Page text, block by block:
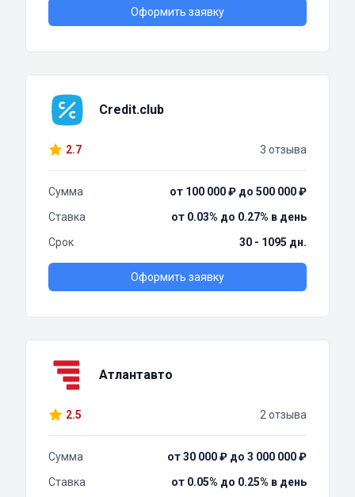
Оформить заявку
Credit.club
2.7 3 отзыва
Сумма
от 100 000 ₽ до 500 000 ₽
Ставка
от 0.03% до 0.27% в день
Срок
30 - 1095 дн.
Оформить заявку
Атлантавто
2.5 2 отзыва
Сумма
от 30 000 ₽ до 3 000 000 ₽
Ставка
от 0.05% до 0.25% в день